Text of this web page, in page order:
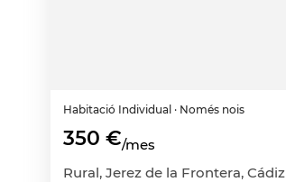
Habitació Individual · Només nois
350 €/mes
Rural, Jerez de la Frontera, Cádiz